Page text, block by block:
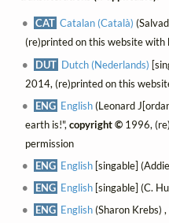
CAT Catalan (Català)
(re)printed on this website with
DUT Dutch (Nederlands)
2014, (re)printed on this
ENG English(Leonard
earth is!", copyright ©1996,
permission
ENG English [singable]
ENG English [singable] (C.
ENG English(Sharon Krebs) ,